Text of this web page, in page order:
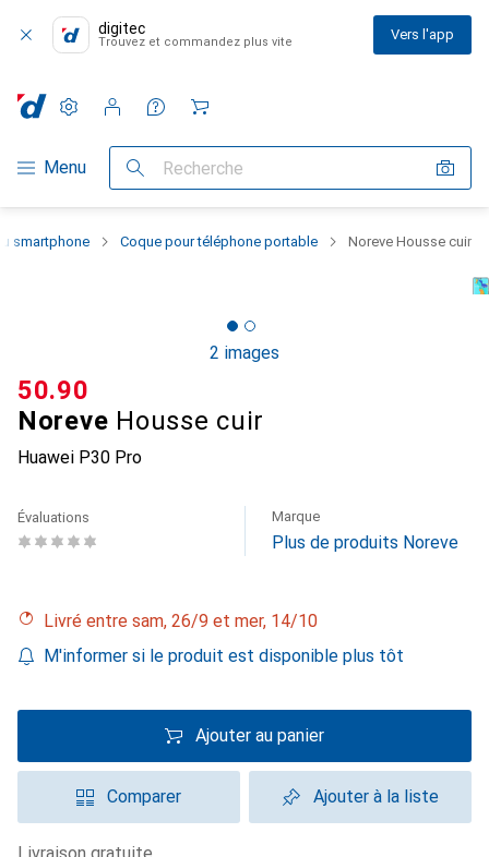
digitec
Trouvez et commandez plus vite Vers l'app
Navigation par catégorie
Menu Recherche
Paramètres
Compte client
Listes de comparaison
Listes d'envies
Panier
smartphone Coque pour téléphone portable Noreve Housse cuir
2 images
Noreve Housse cuir
Huawei P30 Pro
CHF
50.90
Évaluations Marque
Plus de produits Noreve
Livré entre sam, 26/9 et mer, 14/10
M'informer si le produit est disponible plus tôt
Ajouter au panier
Comparer Ajouter à la liste